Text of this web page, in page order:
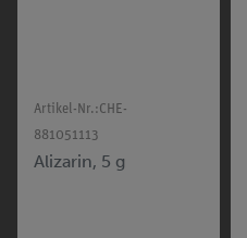
Artikel-Nr.:CHE-
881051113
Alizarin, 5 g